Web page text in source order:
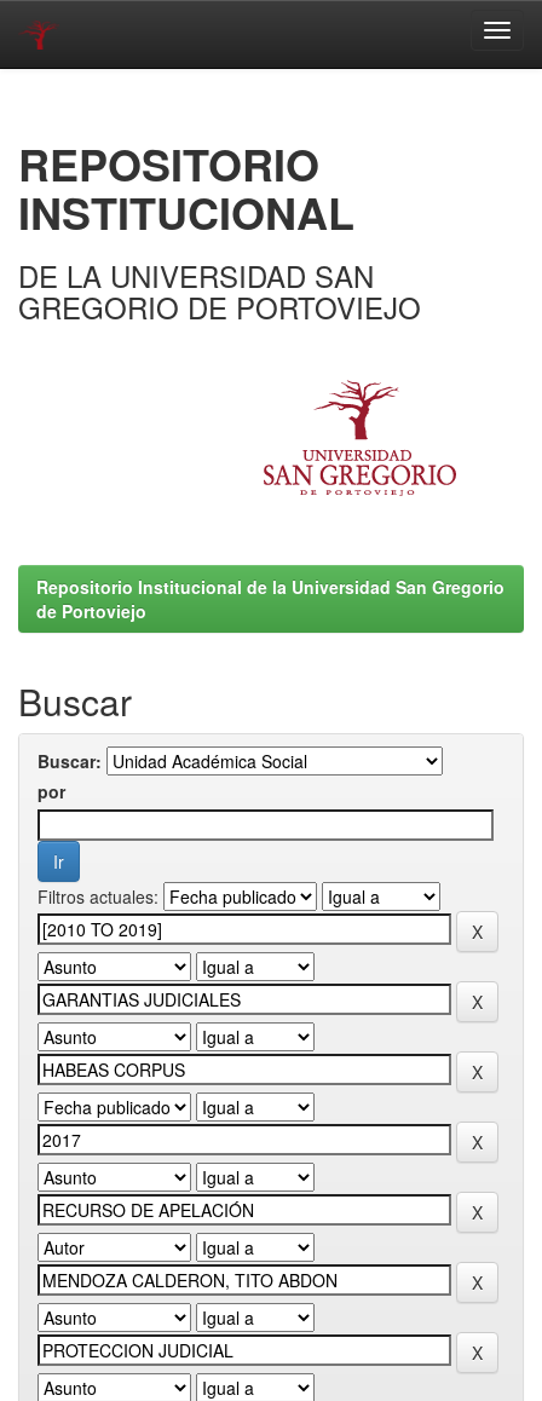
REPOSITORIO
INSTITUCIONAL
DE LA UNIVERSIDAD SAN
GREGORIO DE PORTOVIEJO
Repositorio Institucional de la Universidad San Gregorio
de Portoviejo
Buscar
Buscar:
por
Filtros actuales: